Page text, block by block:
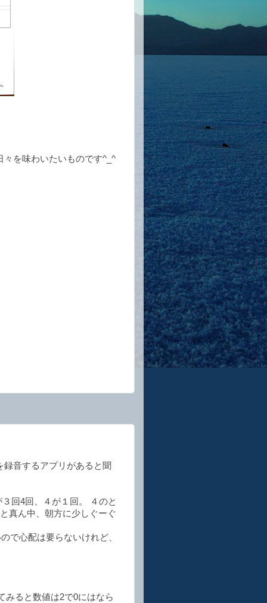
を味わいたいものです^_^
音するアプリがあると聞
回4回、４が１回。 ４のと
真ん中、朝方に少しぐーぐ
で心配は要らないけれど、
みると数値は2で0にはなら